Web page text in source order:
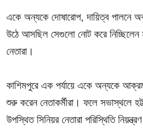
একে অন্যকে দোষারোপ, দায়িত্ব পালনে
উঠে আসছিল সেগুলো নোট করে নিচ্ছিলেন
নেতারা।
কাশিমপুরে এক পর্যায়ে একে অন্যকে
শুরু করেন নেতাকর্মীরা। ফলে সভাস্থলে
উপস্থিত সিনিয়র নেতারা পরিস্থিতি